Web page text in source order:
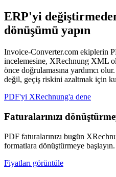
ERP'yi
dönüşümü yapın
Invoice-Converter.com ekiplerin
incelemesine, XRechnung XML
önce doğrulamasına yardımcı
değil, geçiş riskini azaltmak için
PDF'yi XRechnung'a dene
Faturalarınızı
PDF faturalarınızı bugün
formatlara dönüştürmeye
Fiyatları görüntüle